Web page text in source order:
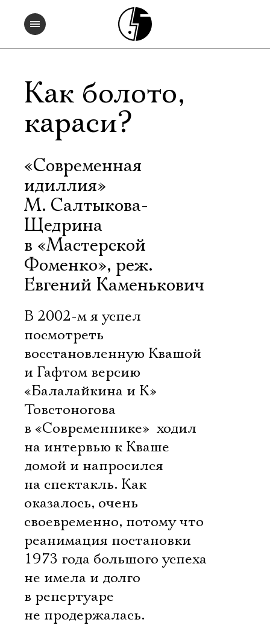
Как болото,
караси?
«Современная
идиллия»
М. Салтыкова-
Щедрина
в «Мастерской
Фоменко», реж.
Евгений Каменькович
В 2002-м я успел
посмотреть
восстановленную Квашой
и Гафтом версию
«Балалайкина и К»
Товстоногова
в «Современнике»  ходил
на интервью к Кваше
домой и напросился
на спектакль. Как
оказалось, очень
своевременно, потому что
реанимация постановки
1973 года большого успеха
не имела и долго
в репертуаре
не продержалась.